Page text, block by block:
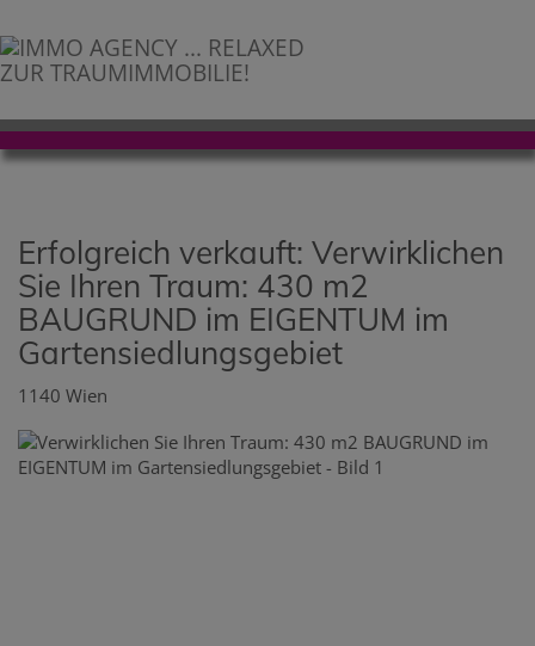
Erfolgreich verkauft: Verwirklichen
Sie Ihren Traum: 430 m2
BAUGRUND im EIGENTUM im
Gartensiedlungsgebiet
1140 Wien